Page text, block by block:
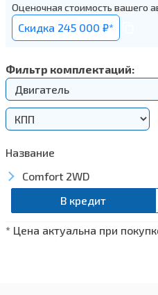
Оценочная стоимость вашего
Cкидка 245 000 ₽*
Фильтр комплектаций:
Название
Comfort 2WD
В кредит
Безопасность
* Цена актуальна при